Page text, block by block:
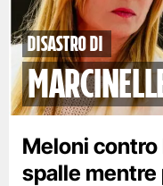
disastro di
Meloni contro
spalle mentre